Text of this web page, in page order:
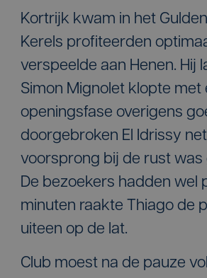
Kortrijk kwam in het
Kerels profiteerden
verspeelde aan Henen. Hij
Simon Mignolet klopte met
openingsfase overigens
doorgebroken El Idrissy
voorsprong bij de rust was
De bezoekers hadden wel
minuten raakte Thiago de
uiteen op de lat.
Club moest na de pauze